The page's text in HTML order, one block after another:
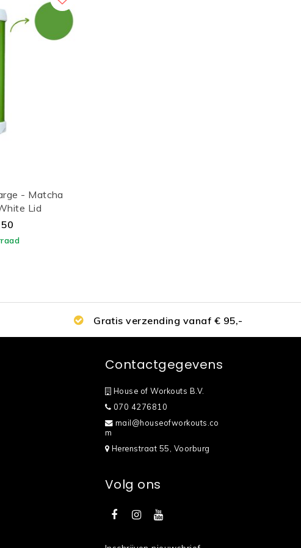
- Matcha
Lid
Gratis verzending vanaf € 95,-
Contactgegevens
House of Workouts B.V.
070 4276810
mail@houseofworkouts.co
m
Herenstraat 55, Voorburg
Volg ons